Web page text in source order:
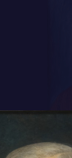
aan de schilder
18 verzen
en